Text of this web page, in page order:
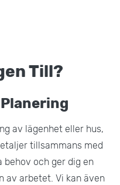
Till?
av lägenhet eller hus,
tillsammans med
behov och ger dig en
av arbetet. Vi kan även